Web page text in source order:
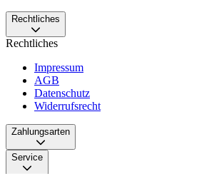
Rechtliches
Rechtliches
Impressum
AGB
Datenschutz
Widerrufsrecht
Zahlungsarten
Service